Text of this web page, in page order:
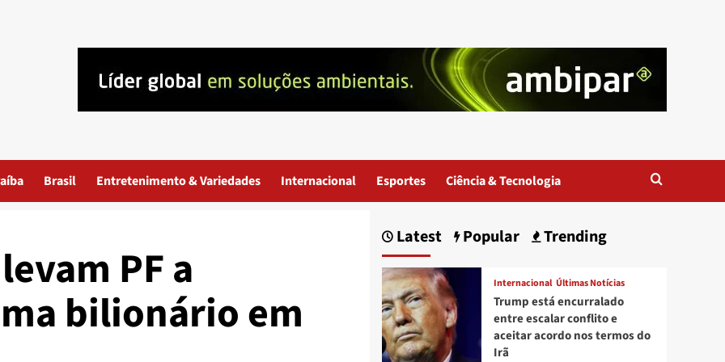
Brasil Entretenimento & Variedades Internacional Esportes Ciência & Tecnologia
PF a
bilionário em
Latest Popular Trending
Internacional Últimas Notícias
Trump está encurralado
entre escalar conflito e
aceitar acordo nos termos do
Irã